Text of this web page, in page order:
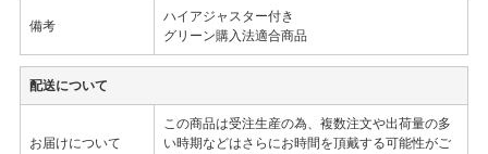
備考
ハイアジャスター付き
グリーン購入法適合商品
配送について
お届けについて
この商品は受注生産の為、複数注文や出荷量の多
い時期などはさらにお時間を頂戴する可能性がご